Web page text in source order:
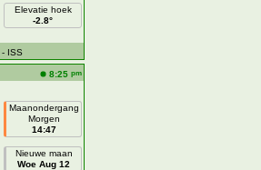
Elevatie hoek
-2.8°
- ISS
8:25 pm
Maanondergang
Morgen
14:47
Nieuwe maan
Woe Aug 12